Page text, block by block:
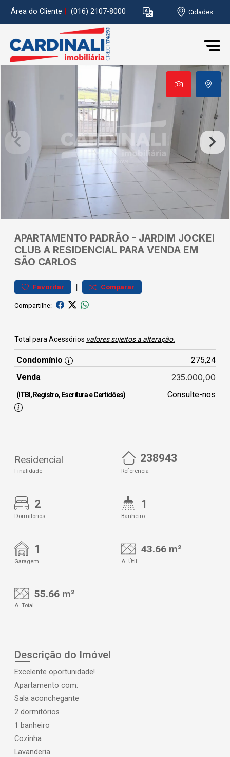
Área do Cliente (016) 2107-8000 Cidades
APARTAMENTO PADRÃO - JARDIM JOCKEI
CLUB A RESIDENCIAL PARA VENDA EM
SÃO CARLOS
Favoritar | Comparar
Compartilhe:
Total para Acessórios valores sujeitos a alteração.
Condomínio
275,24
Venda
235.000,00
(ITBI, Registro, Escritura e Certidões) Consulte-nos
Residencial
Finalidade
238943
Referência
2
Dormitórios
1
Banheiro
1
Garagem
43.66 m²
A. Útil
55.66 m²
A. Total
Descrição do Imóvel
Excelente oportunidade!
Apartamento com:
Sala aconchegante
2 dormitórios
1 banheiro
Cozinha
Lavanderia